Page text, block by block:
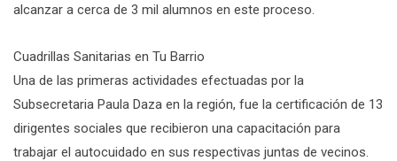
alcanzar a cerca de 3 mil alumnos en este proceso.
Cuadrillas Sanitarias en Tu Barrio
Una de las primeras actividades efectuadas por la
Subsecretaria Paula Daza en la región, fue la certificación de 13
dirigentes sociales que recibieron una capacitación para
trabajar el autocuidado en sus respectivas juntas de vecinos.